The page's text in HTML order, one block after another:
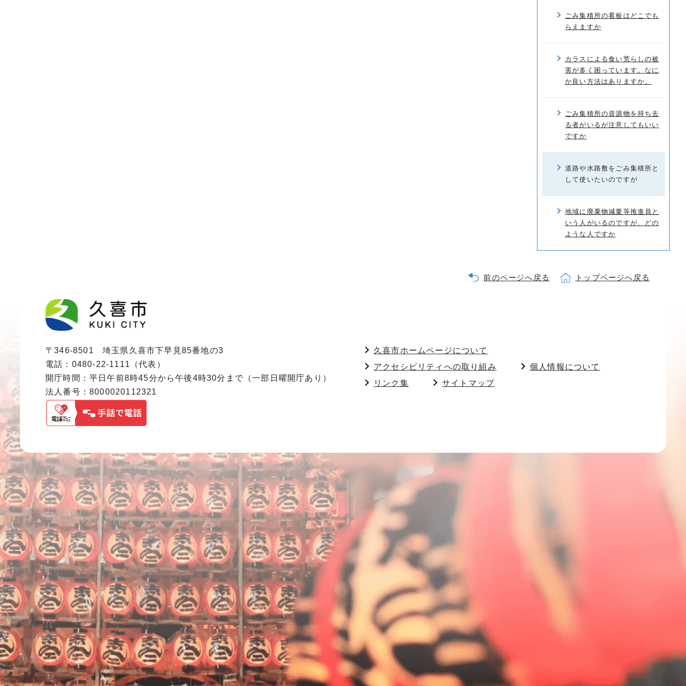
ごみ集積所の看板はどこでも
らえますか
カラスによる食い荒らしの被
害が多く困っています。なに
か良い方法はありますか。
ごみ集積所の資源物を持ち去
る者がいるが注意してもいい
ですか
道路や水路敷をごみ集積所と
して使いたいのですが
地域に廃棄物減量等推進員と
いう人がいるのですが、どの
ような人ですか
前のページへ戻る トップページへ戻る
〒346-8501 埼玉県久喜市下早見85番地の3
電話：0480-22-1111（代表）
開庁時間：平日午前8時45分から午後4時30分まで（一部日曜開庁あり）
法人番号：8000020112321
久喜市ホームページについて
アクセシビリティへの取り組み
個人情報について
リンク集
サイトマップ